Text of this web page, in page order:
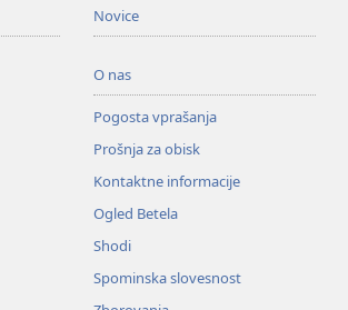
Novice
O nas
Pogosta vprašanja
Prošnja za obisk
Kontaktne informacije
Ogled Betela
Shodi
Spominska slovesnost